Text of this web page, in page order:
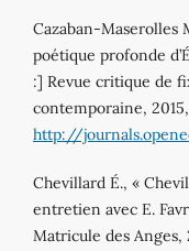
Cazaban-Maserolles
poétique profonde
:] Revue critique de
contemporaine, 2015,
http://
Chevillard É., «
entretien avec E.
Matricule des Anges,